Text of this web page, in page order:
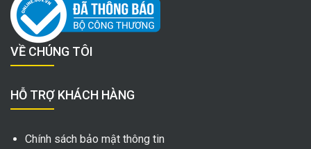
VỀ CHÚNG TÔI
HỖ TRỢ KHÁCH HÀNG
Chính sách bảo mật thông tin